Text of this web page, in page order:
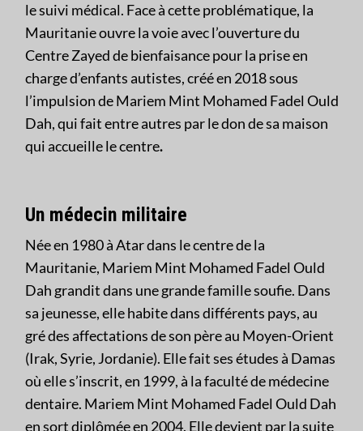
le suivi médical. Face à cette problématique, la
Mauritanie ouvre la voie avec l’ouverture du
Centre Zayed de bienfaisance pour la prise en
charge d’enfants autistes, créé en 2018 sous
l’impulsion de Mariem Mint Mohamed Fadel Ould
Dah, qui fait entre autres par le don de sa maison
qui accueille le centre.
Un médecin militaire
Née en 1980 à Atar dans le centre de la
Mauritanie, Mariem Mint Mohamed Fadel Ould
Dah grandit dans une grande famille soufie. Dans
sa jeunesse, elle habite dans différents pays, au
gré des affectations de son père au Moyen-Orient
(Irak, Syrie, Jordanie). Elle fait ses études à Damas
où elle s’inscrit, en 1999, à la faculté de médecine
dentaire. Mariem Mint Mohamed Fadel Ould Dah
en sort diplômée en 2004. Elle devient par la suite